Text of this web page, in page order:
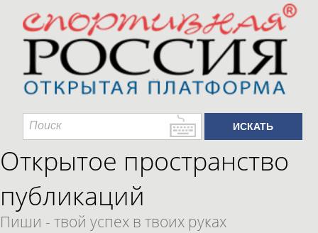
Открытое пространство
публикаций
Пиши - твой успех в твоих руках